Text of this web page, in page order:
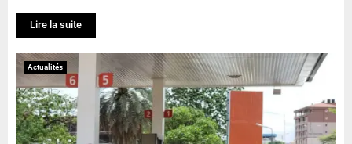
Lire la suite
Actualités